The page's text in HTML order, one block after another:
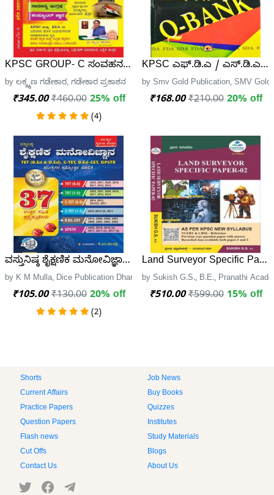
KPSC GROUP- C ಸಂವಹನ ಪತ್ರಿಕೆ - ಲಕ್ಷ್ಮಣ ಗಡೇಕಾರ | KPSC
by ಲಕ್ಶ್ಮಣ ಗಡೇಕಾರ, ಗಡೇಕಾರ ಪ್ರಕಾಶನ
₹345.00 ₹460.00 25% off
(4)
KPSC ಎಫ್.ಡಿ.ಎ / ಎಸ್.ಡಿ.ಎ Q-
by Smv Gold Publication, SMV Gold
₹168.00 ₹210.00 20% off
ವಸ್ತುನಿಷ್ಠ ಶೈಕ್ಷಣಿಕ ಮನೋವಿಜ್ಞಾನ | Objective Psychology - Dice
by K M Mulla, Dice Publication Dharwad
₹105.00 ₹130.00 20% off
(2)
Land Surveyor Specific
by Sukish G.S., B.E., Pranathi
₹510.00 ₹599.00 15% off
Shorts
Job News
Current Affairs
Buy Books
Practice Papers
Quizzes
Question Papers
Institutes
Flash news
Study Materials
Cut Offs
Blogs
Contact Us
About Us